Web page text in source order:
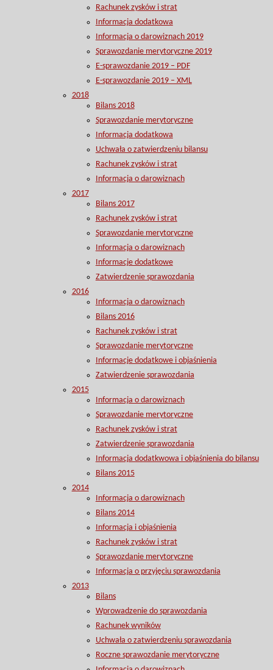
Rachunek zysków i strat
Informacja dodatkowa
Informacja o darowiznach 2019
Sprawozdanie merytoryczne 2019
E-sprawozdanie 2019 – PDF
E-sprawozdanie 2019 – XML
2018
Bilans 2018
Sprawozdanie merytoryczne
Informacja dodatkowa
Uchwała o zatwierdzeniu bilansu
Rachunek zysków i strat
Informacja o darowiznach
2017
Bilans 2017
Rachunek zysków i strat
Sprawozdanie merytoryczne
Informacja o darowiznach
Informacje dodatkowe
Zatwierdzenie sprawozdania
2016
Informacja o darowiznach
Bilans 2016
Rachunek zysków i strat
Sprawozdanie merytoryczne
Informacje dodatkowe i objaśnienia
Zatwierdzenie sprawozdania
2015
Informacja o darowiznach
Sprawozdanie merytoryczne
Rachunek zysków i strat
Zatwierdzenie sprawozdania
Informacja dodatkwowa i objaśnienia do bilansu
Bilans 2015
2014
Informacja o darowiznach
Bilans 2014
Informacja i objaśnienia
Rachunek zysków i strat
Sprawozdanie merytoryczne
Informacja o przyjęciu sprawozdania
2013
Bilans
Wprowadzenie do sprawozdania
Rachunek wyników
Uchwała o zatwierdzeniu sprawozdania
Roczne sprawozdanie merytoryczne